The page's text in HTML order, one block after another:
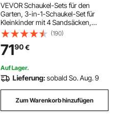
VEVOR Schaukel-Sets für den
Garten, 3-in-1-Schaukel-Set für
Kleinkinder mit 4 Sandsäcken,
faltbarem Metallständer, einfach
aufzubauen, Schaukel-Set für
drinnen und draußen für Kinder von
3–6 Jahren, Jugendliche von 6–10
Jahren und Teenager ab 10 Jahren
(190)
7190€
Auf Lager.
Lieferung:sobald So. Aug. 9
Zum Warenkorb hinzufügen